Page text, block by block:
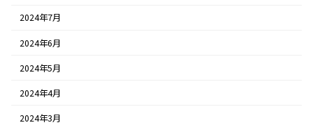
2024年7月
2024年6月
2024年5月
2024年4月
2024年3月